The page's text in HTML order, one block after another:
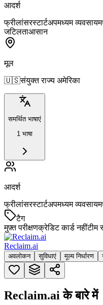
आदर्श
फ्रीलांसरस्टार्टअपमध्यम व्यवसाय
जटिलताआसान
मूल
🇺🇸संयुक्त राज्य अमेरिका
समर्थित भाषाएं
1 भाषा
आदर्श
फ्रीलांसरस्टार्टअपमध्यम व्यवसाय
टैग
मुफ़्त परीक्षणक्रेडिट कार्ड नहींटीम
Reclaim.ai
अवलोकन सुविधाएं मूल्य निर्धारण
Reclaim.ai के बारे में